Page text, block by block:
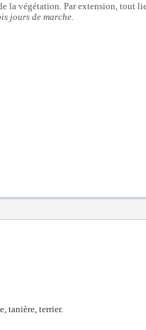
la végétation. Par extension, tout
jours de marche.
tanière, terrier.